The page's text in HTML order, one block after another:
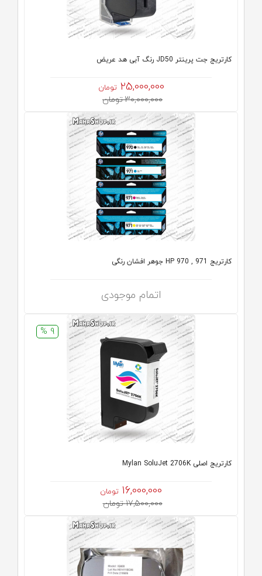
کارتریج جت پرینتر JD50 رنگ آبی هد عریض
25,000,000 تومان
30,000,000 تومان
کارتریج HP 970 , 971 جوهر افشان رنگی
اتمام موجودی
9 %
کارتریج اصلی Mylan SoluJet 2706K
16,000,000 تومان
17,500,000 تومان